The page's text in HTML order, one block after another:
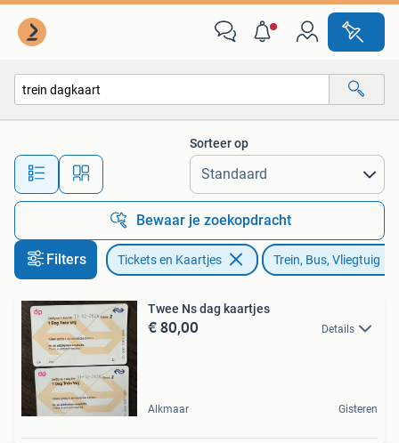
Alle afstanden…
Sorteer op
Bewaar je zoekopdracht
Filters Tickets en Kaartjes Trein, Bus, Vliegtuig
Twee Ns dag kaartjes
€ 80,00 Details
Alkmaar Gisteren